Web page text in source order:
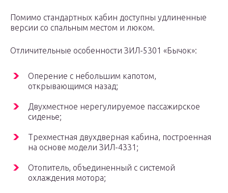
Помимо стандартных кабин доступны удлиненные
версии со спальным местом и люком.
Отличительные особенности ЗИЛ-5301 «Бычок»:
Оперение с небольшим капотом,
открывающимся назад;
Двухместное нерегулируемое пассажирское
сиденье;
Трехместная двухдверная кабина, построенная
на основе модели ЗИЛ-4331;
Отопитель, объединенный с системой
охлаждения мотора;